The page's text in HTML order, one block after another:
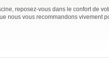
reposez-vous dans le confort de
nous vous recommandons vivement